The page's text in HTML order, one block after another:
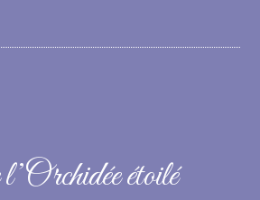
étoilé